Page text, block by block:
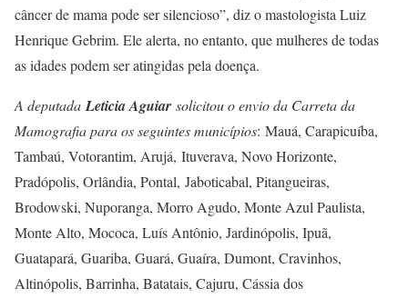
câncer de mama pode ser silencioso”, diz o mastologista Luiz
Henrique Gebrim. Ele alerta, no entanto, que mulheres de todas
as idades podem ser atingidas pela doença.
A deputada Leticia Aguiar solicitou o envio da Carreta da
Mamografia para os seguintes municípios: Mauá, Carapicuíba,
Tambaú, Votorantim, Arujá, Ituverava, Novo Horizonte,
Pradópolis, Orlândia, Pontal, Jaboticabal, Pitangueiras,
Brodowski, Nuporanga, Morro Agudo, Monte Azul Paulista,
Monte Alto, Mococa, Luís Antônio, Jardinópolis, Ipuã,
Guatapará, Guariba, Guará, Guaíra, Dumont, Cravinhos,
Altinópolis, Barrinha, Batatais, Cajuru, Cássia dos